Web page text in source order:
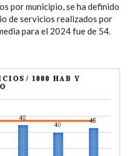
por municipio, se ha definido
de servicios realizados por
para el 2024 fue de 54.